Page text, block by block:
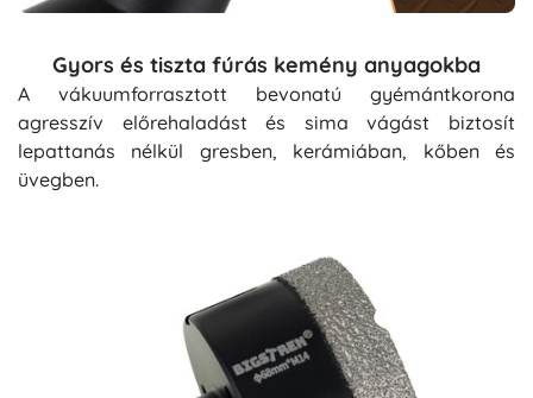
Gyors és tiszta fúrás kemény anyagokba
A vákuumforrasztott bevonatú gyémántkorona
agresszív előrehaladást és sima vágást biztosít
lepattanás nélkül gresben, kerámiában, kőben és
üvegben.